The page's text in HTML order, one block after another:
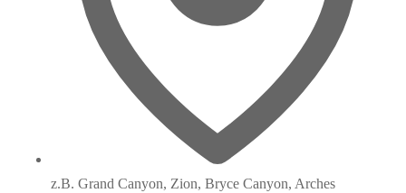
z.B. Grand Canyon, Zion, Bryce Canyon, Arches